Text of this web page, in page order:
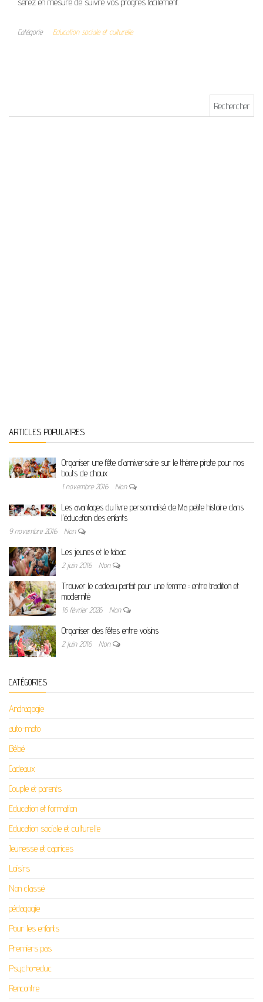
Catégorie Education sociale et culturelle
ARTICLES POPULAIRES
Organiser une fête d’anniversaire sur le thème pirate pour nos
bouts de choux
1 novembre 2016 Non
Les avantages du livre personnalisé de Ma petite histoire dans
l’éducation des enfants
9 novembre 2016 Non
Les jeunes et le tabac
2 juin 2016 Non
Trouver le cadeau parfait pour une femme : entre tradition et
modernité
16 février 2026 Non
Organiser des fêtes entre voisins
2 juin 2016 Non
CATÉGORIES
Andragogie
auto-moto
Bébé
Cadeaux
Couple et parents
Education et formation
Education sociale et culturelle
Jeunesse et caprices
Loisirs
Non classé
pédagogie
Pour les enfants
Premiers pas
Psycho-educ
Rencontre